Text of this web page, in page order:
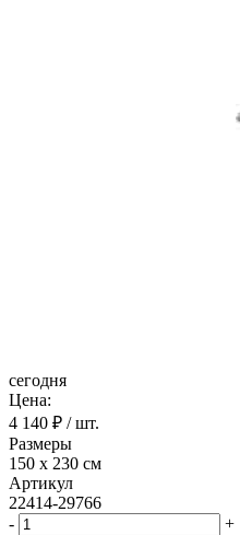
сегодня
Цена:
4 140 ₽ / шт.
Размеры
150 х 230 см
Артикул
22414-29766
-
+